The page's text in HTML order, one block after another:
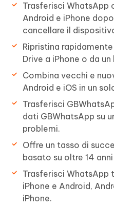
Trasferisci WhatsApp
Android e iPhone
cancellare il
Ripristina
Drive a iPhone o da
Combina vecchi e
Android e iOS in un
Trasferisci
dati GBWhatsApp su
problemi.
Offre un tasso di
basato su oltre 14
Trasferisci WhatsApp
iPhone e Android,
iPhone.